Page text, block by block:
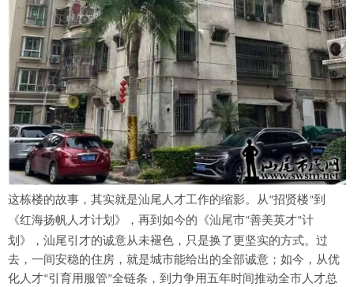
这栋楼的故事，其实就是汕尾人才工作的缩影。从 “招贤楼”到
《红海扬帆人才计划》，再到如今的《汕尾市“善美英才”计
划》，汕尾引才的诚意从未褪色，只是换了更坚实的方式。过
去，一间安稳的住房，就是城市能给出的全部诚意；如今，从优
化人才“引育用服管”全链条，到力争用五年时间推动全市人才总